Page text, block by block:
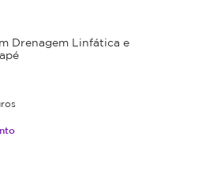
Drenagem Linfática e